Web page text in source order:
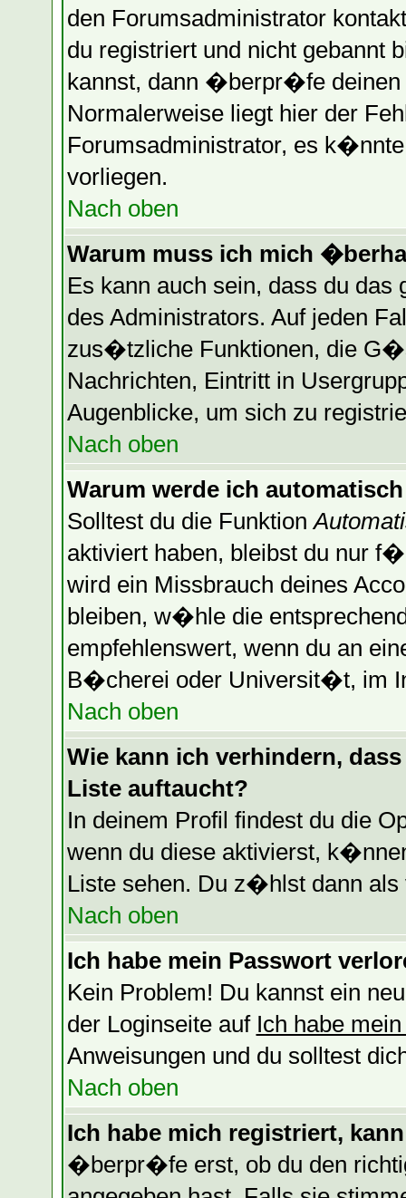
den Forumsadministrator
du registriert und nicht gebannt
kannst, dann �berpr�fe deinen
Normalerweise liegt hier der
Forumsadministrator, es
vorliegen.
Nach oben
Warum muss ich mich
Es kann auch sein, dass du
des Administrators. Auf jeden
zus�tzliche Funktionen, die
Nachrichten, Eintritt in
Augenblicke, um sich zu
Nach oben
Warum werde ich
Solltest du die Funktion
aktiviert haben, bleibst du nur
wird ein Missbrauch deines
bleiben, w�hle die
empfehlenswert, wenn du an
B�cherei oder Universit�t, im
Nach oben
Wie kann ich verhindern,
Liste auftaucht?
In deinem Profil findest du die
wenn du diese aktivierst,
Liste sehen. Du z�hlst dann als
Nach oben
Ich habe mein Passwort
Kein Problem! Du kannst ein
der Loginseite auf Ich habe
Anweisungen und du solltest
Nach oben
Ich habe mich registriert,
�berpr�fe erst, ob du den